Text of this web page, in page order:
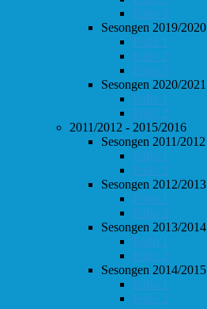
Follo 3
Sesongen 2019/2020
Follo 1
Follo 2
Follo 3
Sesongen 2020/2021
Follo 1
Follo 2
2011/2012 - 2015/2016
Sesongen 2011/2012
Follo 1
Follo 2
Sesongen 2012/2013
Follo 1
Follo 2
Sesongen 2013/2014
Follo 1
Follo 2
Sesongen 2014/2015
Follo 1
Follo 2